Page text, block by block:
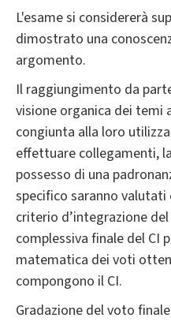
L'esame si considererà
dimostrato una
argomento.
Il raggiungimento da
visione organica dei temi
congiunta alla loro
effettuare collegamenti,
possesso di una
specifico saranno
criterio d’integrazione
complessiva finale del CI
matematica dei voti
compongono il CI.
Gradazione del voto